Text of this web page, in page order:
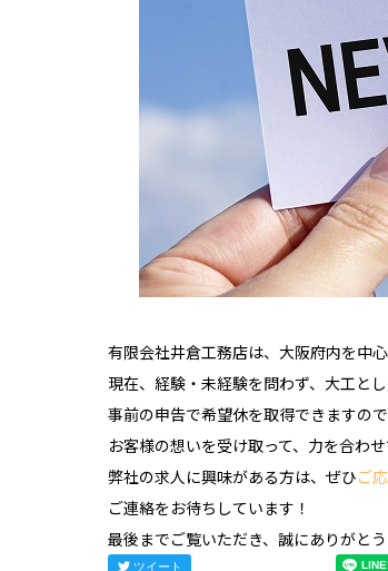
有限会社井倉工務店は、大阪府内を中
現在、経験・未経験を問わず、大工と
事前の申告で希望休を取得できますの
お客様の想いを受け取って、力を合わ
弊社の求人に興味がある方は、ぜひご
ご連絡をお待ちしています！
最後までご覧いただき、誠にありがとう
ツイート